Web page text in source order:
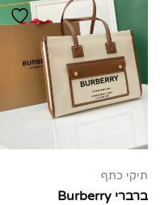
תיקי כתף
ברברי Burberry